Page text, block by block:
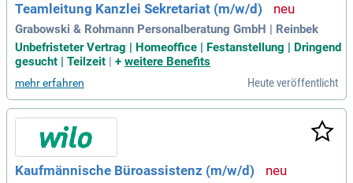
Teamleitung Kanzlei Sekretariat (m/w/d)
Grabowski & Rohmann Personalberatung GmbH | Reinbek
Unbefristeter Vertrag | Homeoffice | Festanstellung | Dringend
gesucht | Teilzeit | + weitere Benefits
mehr erfahren Heute veröffentlicht
Kaufmännische Büroassistenz (m/w/d)